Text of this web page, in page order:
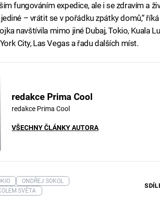
fungováním expedice, ale i se zdravím a
– vrátit se v pořádku zpátky domů,“
navštívila mimo jiné Dubaj, Tokio, Kuala
City, Las Vegas a řadu dalších míst.
redakce Prima Cool
redakce Prima Cool
VŠECHNY ČLÁNKY AUTORA
ONDŘEJ SOKOL
SVĚTA